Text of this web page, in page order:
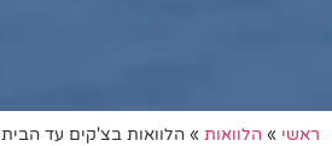
ראשי » הלוואות » הלוואות בצ'קים עד הבית